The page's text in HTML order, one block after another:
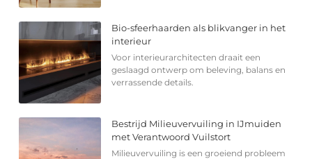
Bio-sfeerhaarden als blikvanger in het
interieur
Voor interieurarchitecten draait een
geslaagd ontwerp om beleving, balans en
verrassende details.
Bestrijd Milieuvervuiling in IJmuiden
met Verantwoord Vuilstort
Milieuvervuiling is een groeiend probleem